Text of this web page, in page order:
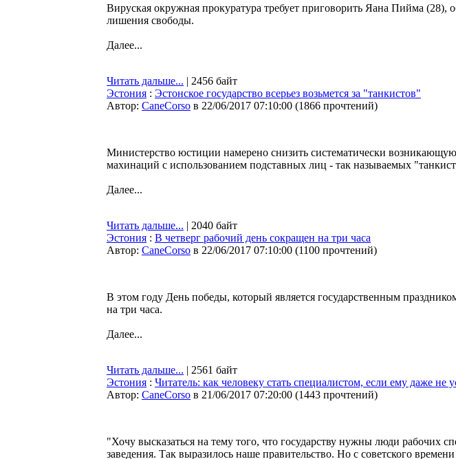
Вируская окружная прокуратура требует приговорить Яана Пийма
лишения свободы.
Далее...
Читать дальше... | 2456 байт
Эстония : Эстонское государство всерьез возьмется за "танкистов"
Автор: CaneCorso в 22/06/2017 07:10:00 (1866 прочтений)
Министерство юстиции намерено снизить систематически возникающую
махинаций с использованием подставных лиц - так называемых
Далее...
Читать дальше... | 2040 байт
Эстония : В четверг рабочий день сокращен на три часа
Автор: CaneCorso в 22/06/2017 07:10:00 (1100 прочтений)
В этом году День победы, который является государственным
на три часа.
Далее...
Читать дальше... | 2561 байт
Эстония : Читатель: как человеку стать специалистом, если ему даже не
Автор: CaneCorso в 21/06/2017 07:20:00 (1443 прочтений)
"Хочу высказаться на тему того, что государству нужны люди
заведения. Так выразилось наше правительство. Но с советского